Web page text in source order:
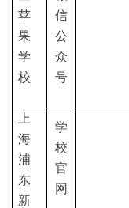
苹
果
学
校
信
公
众
号
上
海
浦
东
新
学
校
官
网